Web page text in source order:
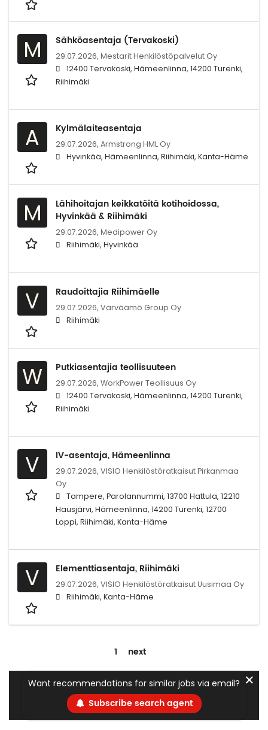
M Sähköasentaja (Tervakoski)
29.07.2026, Mestarit Henkilöstöpalvelut Oy
12400 Tervakoski, Hämeenlinna, 14200 Turenki,
Riihimäki
A Kylmälaiteasentaja
29.07.2026, Armstrong HML Oy
Hyvinkää, Hämeenlinna, Riihimäki, Kanta-Häme
M
Lähihoitajan keikkatöitä kotihoidossa,
Hyvinkää & Riihimäki
29.07.2026, Medipower Oy
Riihimäki, Hyvinkää
V Raudoittajia Riihimäelle
29.07.2026, Värväämö Group Oy
Riihimäki
W Putkiasentajia teollisuuteen
29.07.2026, WorkPower Teollisuus Oy
12400 Tervakoski, Hämeenlinna, 14200 Turenki,
Riihimäki
V IV-asentaja, Hämeenlinna
29.07.2026, VISIO Henkilöstöratkaisut Pirkanmaa
Oy
Tampere, Parolannummi, 13700 Hattula, 12210
Hausjärvi, Hämeenlinna, 14200 Turenki, 12700
Loppi, Riihimäki, Kanta-Häme
V Elementtiasentaja, Riihimäki
29.07.2026, VISIO Henkilöstöratkaisut Uusimaa Oy
Riihimäki, Kanta-Häme
1 next
Want recommendations for similar jobs via email?
Subscribe search agent
✕